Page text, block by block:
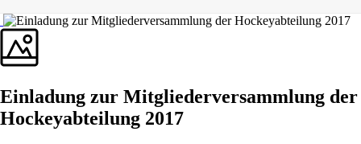
Einladung zur Mitgliederversammlung der
Hockeyabteilung 2017